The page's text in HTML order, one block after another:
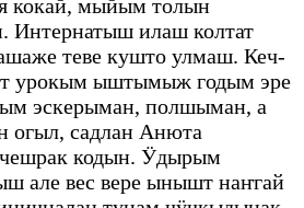
кокай, мыйым толын
Интернатыш илаш колтат
теве кушто улмаш. Кеч-
урокым ыштымыж годым эре
эскерыман, полшыман, а
огыл, садлан Анюта
кодын. Ӱдырым
але вес вере ынышт наҥгай